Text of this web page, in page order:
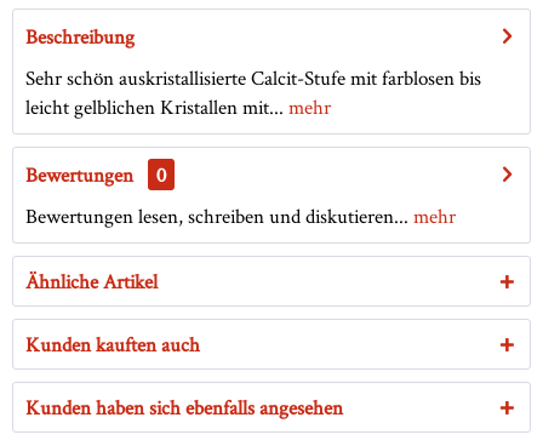
Beschreibung
Sehr schön auskristallisierte Calcit-Stufe mit farblosen bis
leicht gelblichen Kristallen mit... mehr
Bewertungen
0
Bewertungen lesen, schreiben und diskutieren... mehr
Ähnliche Artikel
Kunden kauften auch
Kunden haben sich ebenfalls angesehen